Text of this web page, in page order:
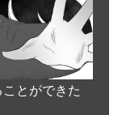
ことができた